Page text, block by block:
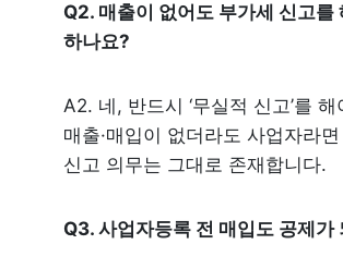
Q2. 매출이 없어도 부가세 신고를
하나요?
A2. 네, 반드시 ‘무실적 신고’를
매출·매입이 없더라도 사업자라면
신고 의무는 그대로 존재합니다.
Q3. 사업자등록 전 매입도 공제가